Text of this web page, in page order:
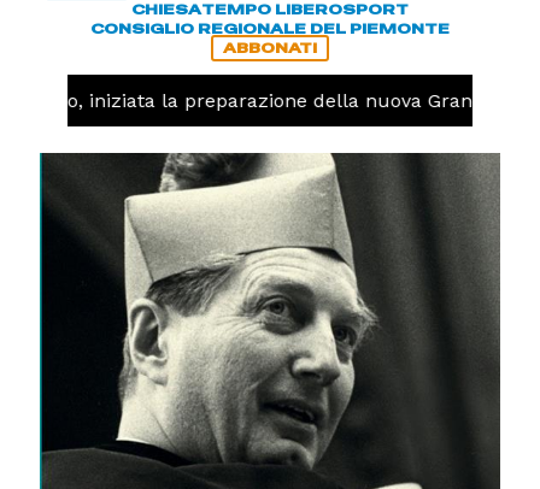
CHIESATEMPO LIBEROSPORT
CONSIGLIO REGIONALE DEL PIEMONTE
ABBONATI
iniziata la preparazione della nuova Granda Volley